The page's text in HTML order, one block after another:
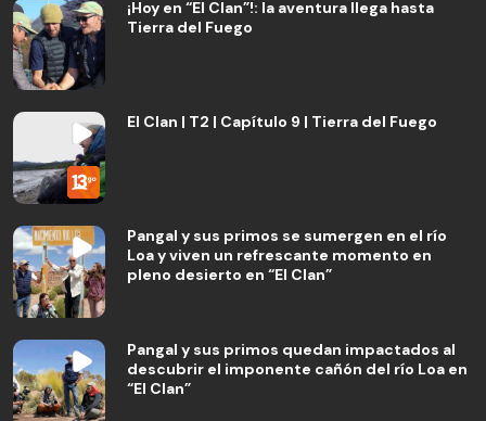
¡Hoy en “El Clan”!: la aventura llega hasta
Tierra del Fuego
El Clan | T2 | Capítulo 9 | Tierra del Fuego
Pangal y sus primos se sumergen en el río
Loa y viven un refrescante momento en
pleno desierto en “El Clan”
Pangal y sus primos quedan impactados al
descubrir el imponente cañón del río Loa en
“El Clan”